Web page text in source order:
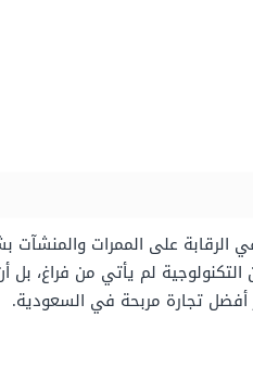
الرقابة على الممرات والمنشآت
التكنولوجية لم يأتي من فراغ،
أفضل تجارة مربحة في السعودية.